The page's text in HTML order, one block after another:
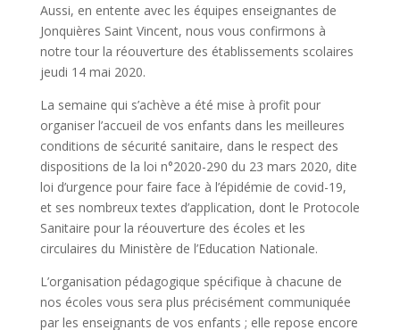
Aussi, en entente avec les équipes enseignantes de
Jonquières Saint Vincent, nous vous confirmons à
notre tour la réouverture des établissements scolaires
jeudi 14 mai 2020.
La semaine qui s’achève a été mise à profit pour
organiser l’accueil de vos enfants dans les meilleures
conditions de sécurité sanitaire, dans le respect des
dispositions de la loi n°2020-290 du 23 mars 2020, dite
loi d’urgence pour faire face à l’épidémie de covid-19,
et ses nombreux textes d’application, dont le Protocole
Sanitaire pour la réouverture des écoles et les
circulaires du Ministère de l’Education Nationale.
L’organisation pédagogique spécifique à chacune de
nos écoles vous sera plus précisément communiquée
par les enseignants de vos enfants ; elle repose encore